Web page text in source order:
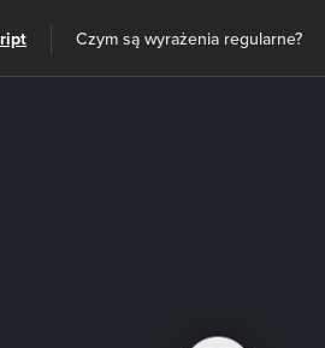
Szkolenia
Czym są wyrażenia regularne?